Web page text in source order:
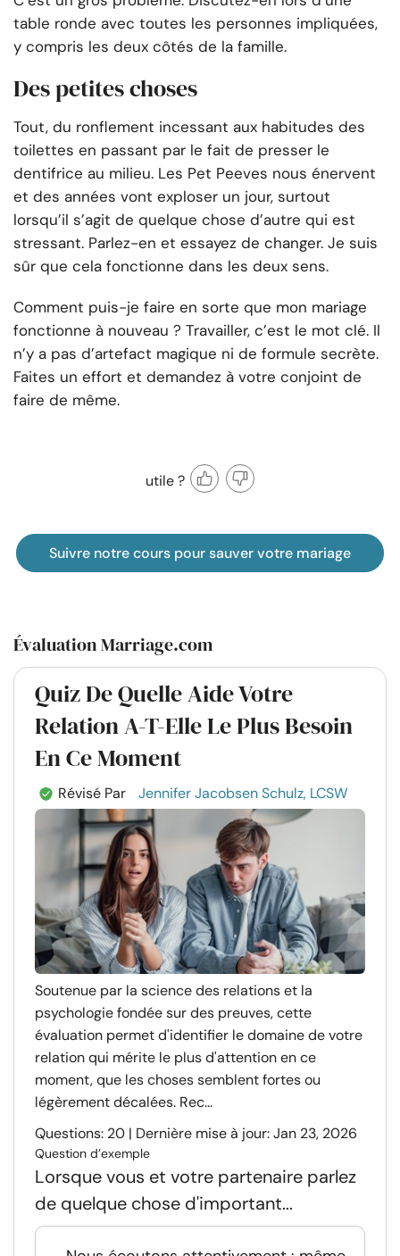
table ronde avec toutes les personnes impliquées,
y compris les deux côtés de la famille.
Des petites choses
Tout, du ronflement incessant aux habitudes des
toilettes en passant par le fait de presser le
dentifrice au milieu. Les Pet Peeves nous énervent
et des années vont exploser un jour, surtout
lorsqu’il s’agit de quelque chose d’autre qui est
stressant. Parlez-en et essayez de changer. Je suis
sûr que cela fonctionne dans les deux sens.
Comment puis-je faire en sorte que mon mariage
fonctionne à nouveau ? Travailler, c’est le mot clé. Il
n’y a pas d’artefact magique ni de formule secrète.
Faites un effort et demandez à votre conjoint de
faire de même.
utile ?
Suivre notre cours pour sauver votre mariage
Évaluation Marriage.com
Quiz De Quelle Aide Votre
Relation A-T-Elle Le Plus Besoin
En Ce Moment
Révisé Par Jennifer Jacobsen Schulz, LCSW
Soutenue par la science des relations et la
psychologie fondée sur des preuves, cette
évaluation permet d'identifier le domaine de votre
relation qui mérite le plus d'attention en ce
moment, que les choses semblent fortes ou
légèrement décalées. Rec...
Questions: 20 | Dernière mise à jour: Jan 23, 2026
Question d’exemple
Lorsque vous et votre partenaire parlez
de quelque chose d'important...